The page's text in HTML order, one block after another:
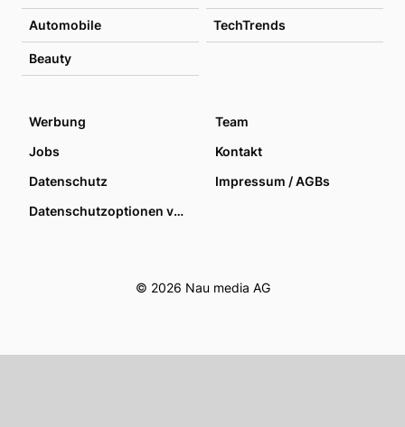
Automobile TechTrends
Beauty
Werbung
Team
Jobs
Kontakt
Datenschutz
Impressum / AGBs
Datenschutzoptionen verwalten
© 2026 Nau media AG